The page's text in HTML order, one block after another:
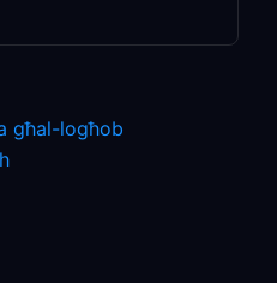
għal-logħob